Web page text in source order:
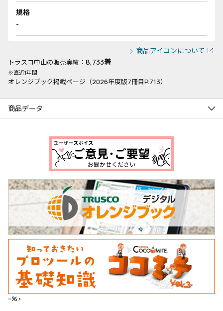
規格
-
商品アイコンについて
トラスコ中山の販売実績： 8,733着
※直近1年間
オレンジブック掲載ページ（2026年度版7冊目P.713）
商品データ
--%>